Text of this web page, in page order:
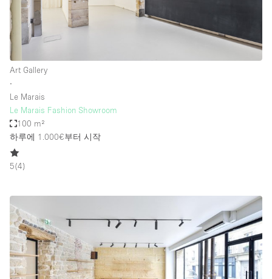
Art Gallery
∙
Le Marais
Le Marais Fashion Showroom
100 m²
하루에 1.000€부터 시작
5(4)